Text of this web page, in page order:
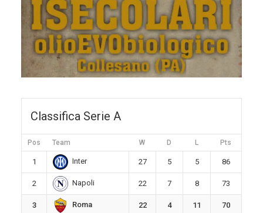
Classifica Serie A
Pos Team W D L Pts
1 Inter 27 5 5 86
2 Napoli 22 7 8 73
3 Roma 22 4 11 70